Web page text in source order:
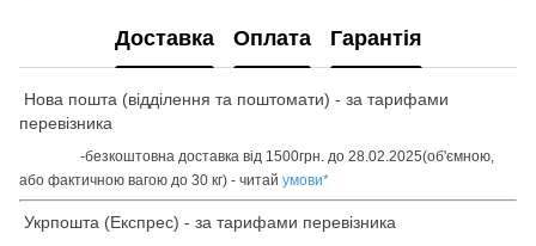
Доставка Оплата Гарантія
Нова пошта (відділення та поштомати) - за тарифами
перевізника
-безкоштовна доставка від 1500грн. до 28.02.2025(об'ємною,
або фактичною вагою до 30 кг) - читай умови*
Укрпошта (Експрес) - за тарифами перевізника